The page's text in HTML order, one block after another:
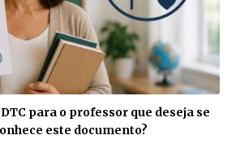
para o professor que deseja se
este documento?